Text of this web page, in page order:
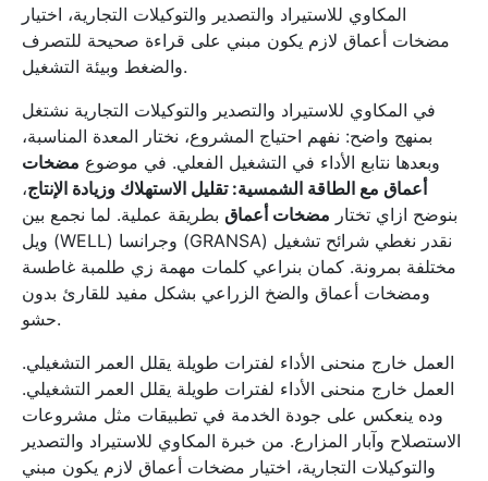
المكاوي للاستيراد والتصدير والتوكيلات التجارية، اختيار
مضخات أعماق لازم يكون مبني على قراءة صحيحة للتصرف
والضغط وبيئة التشغيل.
في المكاوي للاستيراد والتصدير والتوكيلات التجارية نشتغل
بمنهج واضح: نفهم احتياج المشروع، نختار المعدة المناسبة،
وبعدها نتابع الأداء في التشغيل الفعلي. في موضوع مضخات
أعماق مع الطاقة الشمسية: تقليل الاستهلاك وزيادة الإنتاج،
بنوضح ازاي تختار مضخات أعماق بطريقة عملية. لما نجمع بين
ويل (WELL) وجرانسا (GRANSA) نقدر نغطي شرائح تشغيل
مختلفة بمرونة. كمان بنراعي كلمات مهمة زي طلمبة غاطسة
ومضخات أعماق والضخ الزراعي بشكل مفيد للقارئ بدون
حشو.
العمل خارج منحنى الأداء لفترات طويلة يقلل العمر التشغيلي.
العمل خارج منحنى الأداء لفترات طويلة يقلل العمر التشغيلي.
وده ينعكس على جودة الخدمة في تطبيقات مثل مشروعات
الاستصلاح وآبار المزارع. من خبرة المكاوي للاستيراد والتصدير
والتوكيلات التجارية، اختيار مضخات أعماق لازم يكون مبني